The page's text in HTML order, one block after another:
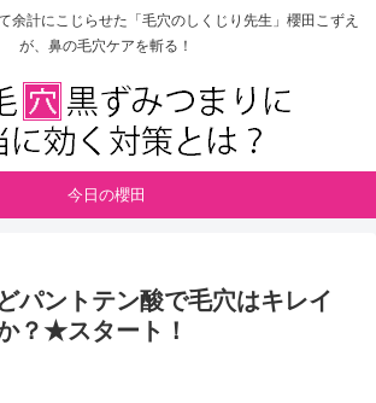
余計にこじらせた「毛穴のしくじり先生」櫻田こずえ
が、鼻の毛穴ケアを斬る！
今日の櫻田
パントテン酸で毛穴はキレイ
？★スタート！